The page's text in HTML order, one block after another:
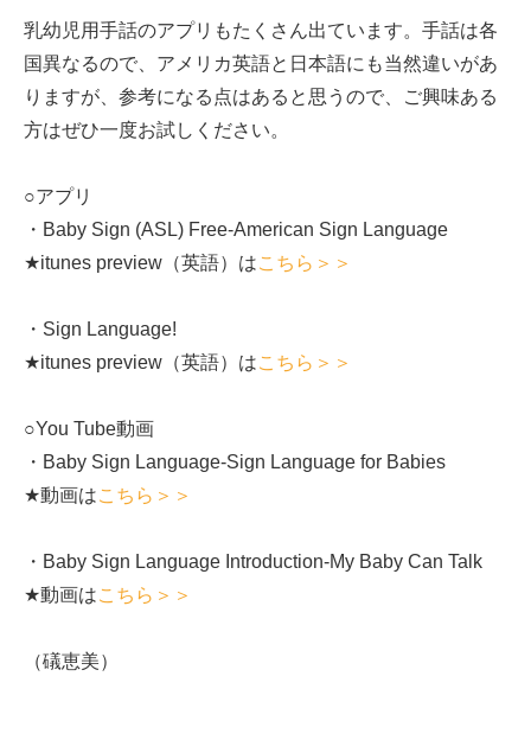
乳幼児用手話のアプリもたくさん出ています。手話は各
国異なるので、アメリカ英語と日本語にも当然違いがあ
りますが、参考になる点はあると思うので、ご興味ある
方はぜひ一度お試しください。
○アプリ
・Baby Sign (ASL) Free-American Sign Language
★itunes preview（英語）はこちら＞＞
・Sign Language!
★itunes preview（英語）はこちら＞＞
○You Tube動画
・Baby Sign Language-Sign Language for Babies
★動画はこちら＞＞
・Baby Sign Language Introduction-My Baby Can Talk
★動画はこちら＞＞
（礒恵美）